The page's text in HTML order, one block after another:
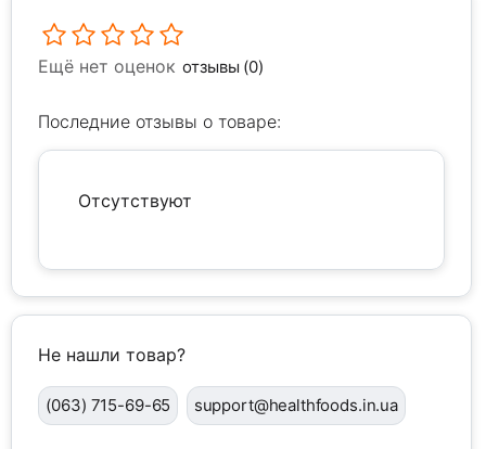
Ещё нет оценок отзывы (0)
Последние отзывы о товаре:
Отсутствуют
Не нашли товар?
(063) 715-69-65 support@healthfoods.in.ua